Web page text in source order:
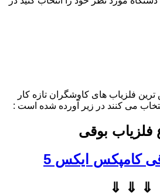
فلزیاب های کاوشگران تازه کار
می کنند در زیر آورده شده است :
فلزیاب بوقی
کامپکس ایکس 5
⇓ ⇓ ⇓